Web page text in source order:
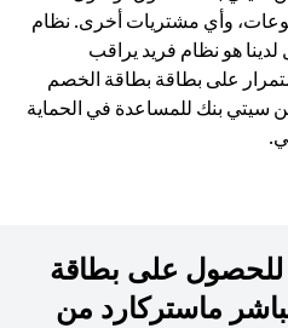
وأي مشتريات أخرى. نظام
لدينا هو نظام فريد يراقب
على بطاقة بطاقة الخصم
سيتي بنك للمساعدة في الحماية
على بطاقة
ماستركارد من